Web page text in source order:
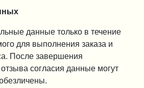
данные только в течение
для выполнения заказа и
После завершения
согласия данные могут